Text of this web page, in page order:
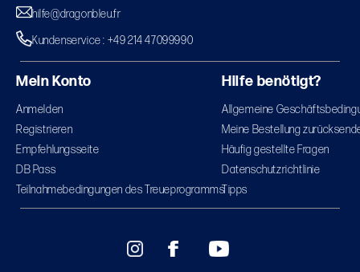
hilfe@dragonbleu.fr
Kundenservice : +49 214 47099990
Mein Konto
Anmelden
Registrieren
Empfehlungsseite
DB Pass
Teilnahmebedingungen des Treueprogramms
Hilfe benötigt?
Allgemeine
Meine Bestellung
Häufig gestellte Fragen
Datenschutzrichtlinie
Tipps